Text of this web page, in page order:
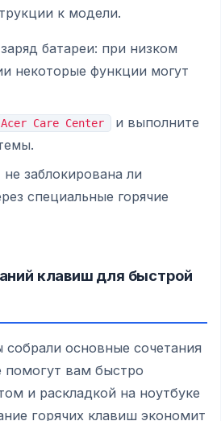
к модели.
батареи: при низком
некоторые функции могут
Acer Care Center
и выполните
заблокирована ли
специальные горячие
клавиш для быстрой
основные сочетания
помогут вам быстро
и раскладкой на ноутбуке
горячих клавиш экономит